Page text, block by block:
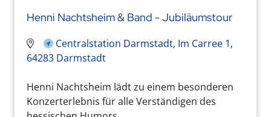
Henni Nachtsheim & Band - Jubiläumstour
Centralstation Darmstadt, Im Carree 1,
64283 Darmstadt
Henni Nachtsheim lädt zu einem besonderen
Konzerterlebnis für alle Verständigen des